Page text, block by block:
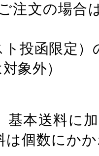
注文の場合
ト投函限定
象外）
基本送料に
は個数にか